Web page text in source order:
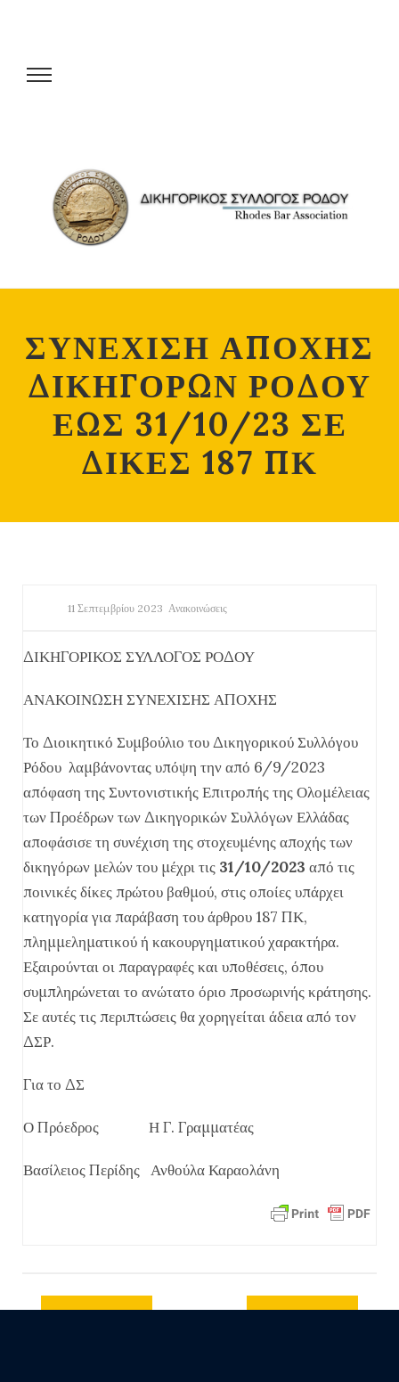
ΣΥΝΕΧΙΣΗ ΑΠΟΧΗΣ
ΔΙΚΗΓΟΡΩΝ ΡΟΔΟΥ
ΕΩΣ 31/10/23 ΣΕ
ΔΙΚΕΣ 187 ΠΚ
11 Σεπτεμβρίου 2023 Ανακοινώσεις
ΔΙΚΗΓΟΡΙΚΟΣ ΣΥΛΛΟΓΟΣ ΡΟΔΟΥ
ΑΝΑΚΟΙΝΩΣΗ ΣΥΝΕΧΙΣΗΣ ΑΠΟΧΗΣ
Το Διοικητικό Συμβούλιο του Δικηγορικού Συλλόγου
Ρόδου λαμβάνοντας υπόψη την από 6/9/2023
απόφαση της Συντονιστικής Επιτροπής της Ολομέλειας
των Προέδρων των Δικηγορικών Συλλόγων Ελλάδας
αποφάσισε τη συνέχιση της στοχευμένης αποχής των
δικηγόρων μελών του μέχρι τις 31/10/2023 από τις
ποινικές δίκες πρώτου βαθμού, στις οποίες υπάρχει
κατηγορία για παράβαση του άρθρου 187 ΠΚ,
πλημμεληματικού ή κακουργηματικού χαρακτήρα.
Εξαιρούνται οι παραγραφές και υποθέσεις, όπου
συμπληρώνεται το ανώτατο όριο προσωρινής κράτησης.
Σε αυτές τις περιπτώσεις θα χορηγείται άδεια από τον
ΔΣΡ.
Για το ΔΣ
Ο Πρόεδρος Η Γ. Γραμματέας
Βασίλειος Περίδης Ανθούλα Καραολάνη